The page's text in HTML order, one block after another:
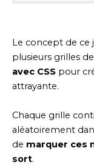
Le concept de ce
plusieurs grilles
avec CSS pour
attrayante.
Chaque grille
aléatoirement
de marquer ces
sort.